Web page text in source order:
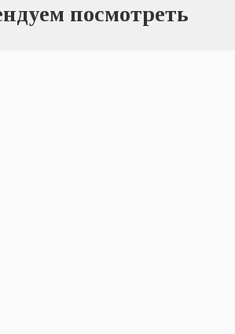
посмотреть